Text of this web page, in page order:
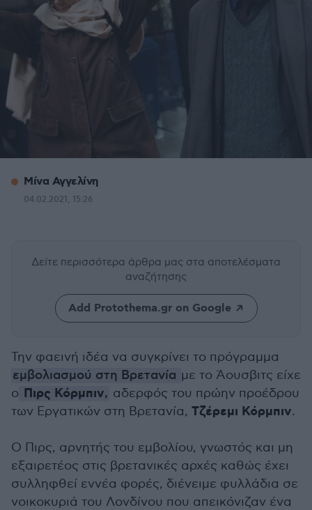
Μίνα Αγγελίνη
04.02.2021, 15:26
Δείτε περισσότερα άρθρα μας στα αποτελέσματα
αναζήτησης
Add Protothema.gr on Google
Την φαεινή ιδέα να συγκρίνει το πρόγραμμα
εμβολιασμού στη Βρετανία με το Άουσβιτς είχε
ο Πιρς Κόρμπιν, αδερφός του πρώην προέδρου
των Εργατικών στη Βρετανία, Τζέρεμι Κόρμπιν.
Ο Πιρς, αρνητής του εμβολίου, γνωστός και μη
εξαιρετέος στις βρετανικές αρχές καθώς έχει
συλληφθεί εννέα φορές, διένειμε φυλλάδια σε
νοικοκυριά του Λονδίνου που απεικόνιζαν ένα